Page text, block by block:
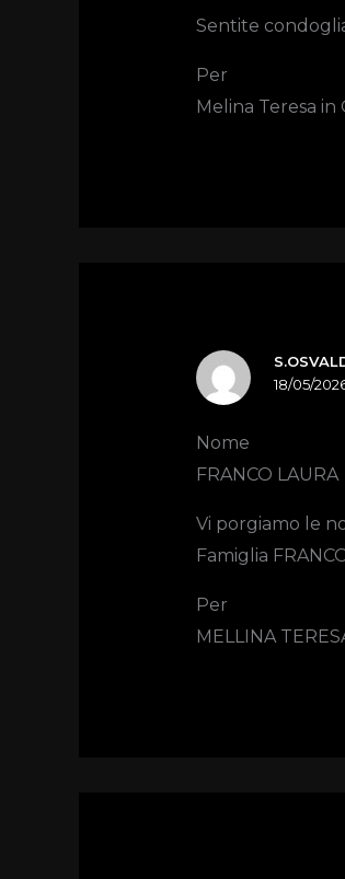
Sentite
Per
Melina Teresa
18/05/
Nome
FRANCO LAURA
Vi porgiamo le
Famiglia
Per
MELLINA